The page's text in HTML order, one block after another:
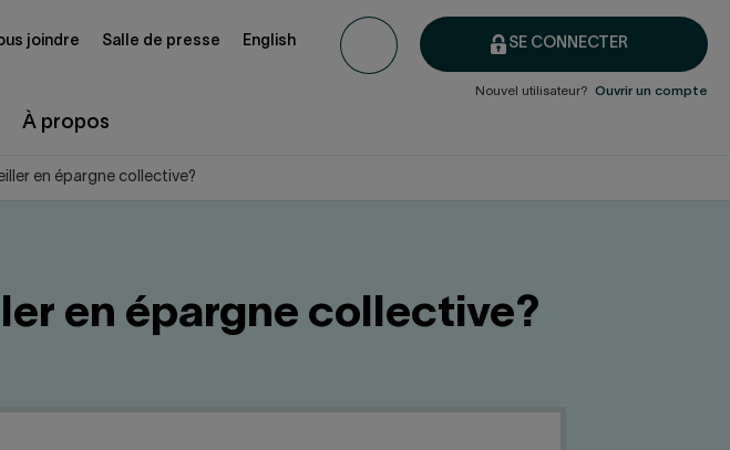
SE CONNECTER
À propos
Nouvel utilisateur? Ouvrir un compte
joindre Salle de presse English
en épargne collective?
en épargne collective?